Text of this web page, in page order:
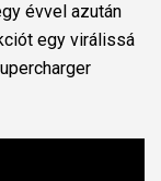
évvel azután
egy virálissá